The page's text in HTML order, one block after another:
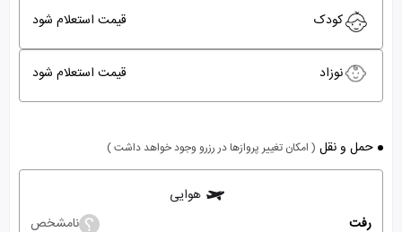
کودک قیمت استعلام شود
نوزاد قیمت استعلام شود
حمل و نقل ( امکان تغییر پروازها در رزرو وجود خواهد داشت )
هوایی
رفت
نامشخص